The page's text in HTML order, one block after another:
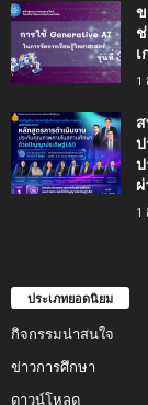
1
1
ประเภทยอดนิยม
กิจกรรมน่าสนใจ
ข่าวการศึกษา
ดาวน์โหลด